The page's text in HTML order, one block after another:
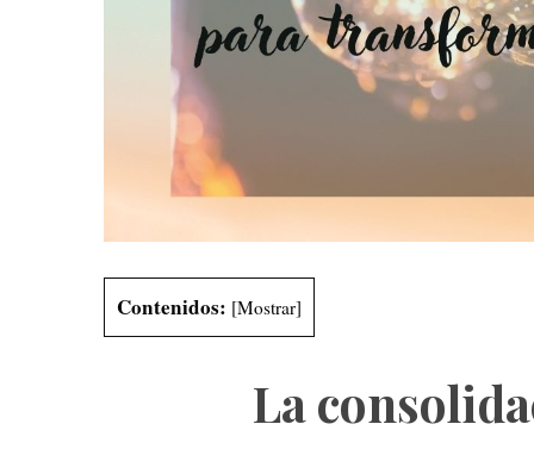
Contenidos: [Mostrar]
La
r
h
f
o